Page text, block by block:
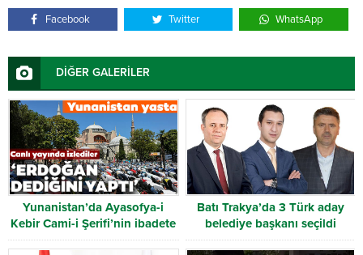
Facebook Twitter WhatsApp
DİĞER GALERİLER
Yunanistan’da Ayasofya-i
Kebir Cami-i Şerifi’nin ibadete
açılmasına tepki
Batı Trakya’da 3 Türk aday
belediye başkanı seçildi